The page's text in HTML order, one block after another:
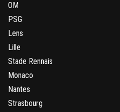
OM
PSG
Lens
Lille
Stade Rennais
Monaco
Nantes
Strasbourg